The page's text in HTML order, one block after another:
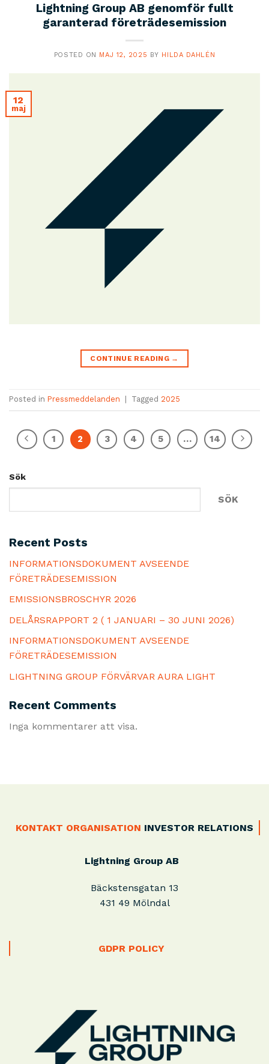
Lightning Group AB genomför fullt
garanterad företrädesemission
POSTED ON MAJ 12, 2025 BY HILDA DAHLÉN
12
maj
CONTINUE READING →
Posted in Pressmeddelanden Tagged 2025
1 2 3 4 5 … 14
Sök
SÖK
Recent Posts
INFORMATIONSDOKUMENT AVSEENDE
FÖRETRÄDESEMISSION
EMISSIONSBROSCHYR 2026
DELÅRSRAPPORT 2 ( 1 JANUARI – 30 JUNI 2026)
INFORMATIONSDOKUMENT AVSEENDE
FÖRETRÄDESEMISSION
LIGHTNING GROUP FÖRVÄRVAR AURA LIGHT
Recent Comments
Inga kommentarer att visa.
KONTAKT ORGANISATION INVESTOR RELATIONS
Lightning Group AB
Bäckstensgatan 13
431 49 Mölndal
GDPR POLICY